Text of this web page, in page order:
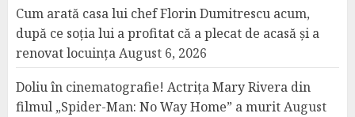
Cum arată casa lui chef Florin Dumitrescu acum,
după ce soția lui a profitat că a plecat de acasă și a
renovat locuințaAugust 6, 2026
Doliu în cinematografie! Actrița Mary Rivera din
filmul „Spider-Man: No Way Home” a muritAugust